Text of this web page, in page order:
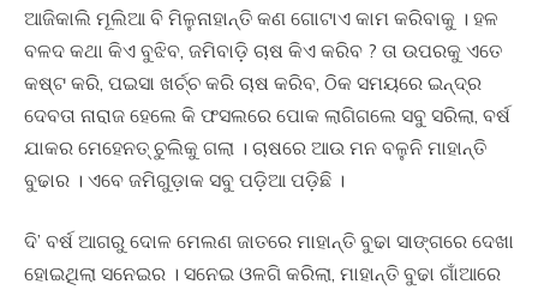
ଆଜିକାଲି ମୂଲିଆ ବି ମିଳୁନାହାନ୍ତି କଣ ଗୋଟାଏ କାମ କରିବାକୁ । ହଳ
ବଳଦ କଥା କିଏ ବୁଝିବ, ଜମିବାଡ଼ି ଚାଷ କିଏ କରିବ ? ତା ଉପରକୁ ଏତେ
କଷ୍ଟ କରି, ପଇସା ଖର୍ଚ୍ଚ କରି ଚାଷ କରିବ, ଠିକ ସମୟରେ ଇନ୍ଦ୍ର
ଦେବତା ନାରାଜ ହେଲେ କି ଫସଲରେ ପୋକ ଲାଗିଗଲେ ସବୁ ସରିଲା, ବର୍ଷ
ଯାକର ମେହେନତ୍ ଚୁଲିକୁ ଗଲା । ଚାଷରେ ଆଉ ମନ ବଳୁନି ମାହାନ୍ତି
ବୁଢାର । ଏବେ ଜମିଗୁଡ଼ାକ ସବୁ ପଡ଼ିଆ ପଡ଼ିଛି ।
ଦି’ ବର୍ଷ ଆଗରୁ ଦୋଳ ମେଲଣ ଜାତରେ ମାହାନ୍ତି ବୁଢା ସାଙ୍ଗରେ ଦେଖା
ହୋଇଥିଲା ସନେଇର । ସନେଇ ଓଳଗି କରିଲା, ମାହାନ୍ତି ବୁଢା ଗାଁଆରେ